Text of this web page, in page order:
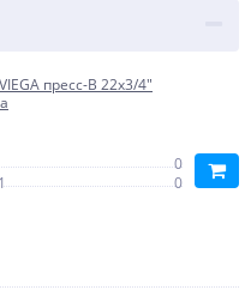
пресс-В 22х3/4"
0
0